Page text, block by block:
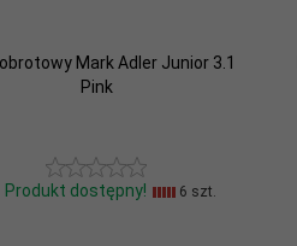
Mark Adler Junior 3.1
Pink
Produkt dostępny! 6 szt.